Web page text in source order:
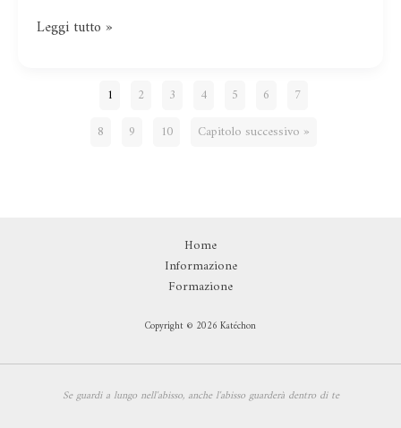
Leggi tutto »
1 2 3 4 5 6
7
8
9 10 Capitolo successivo »
Home
Informazione
Formazione
Copyright © 2026 Katéchon
Se guardi a lungo nell'abisso, anche l'abisso guarderà dentro di te